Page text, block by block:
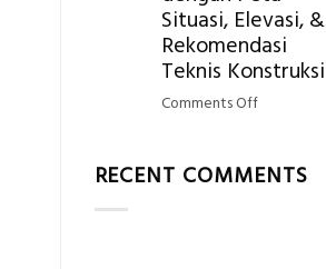
Surveyor
di
Industri
Berikut
Kualifikasi
Situasi, Elevasi, &
Rekomendasi
Teknis Konstruksi
Comments Offon
Tanah
RECENT COMMENTS